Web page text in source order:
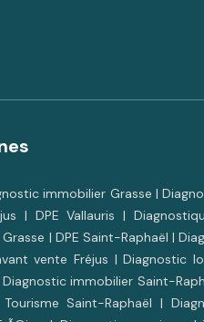
immobilier Grasse |
| DPE Vallauris |
Grasse | DPE Saint-Raphaël |
vente Fréjus |Diagnostic
Diagnostic immobilier Saint-
Tourisme Saint-Raphaël |